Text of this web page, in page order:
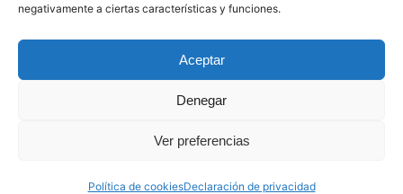
negativamente a ciertas características y funciones.
Aceptar
Denegar
Ver preferencias
Política de cookiesDeclaración de privacidad
El Sea of Innovation Cantabria Cluster se crea con la
finalidad de integrar a todos los actores que operan en
el sector de las energías marinas en Cantabria, para así
poder promover la región como centro de excelencia
dentro del mercado nacional e internacional.